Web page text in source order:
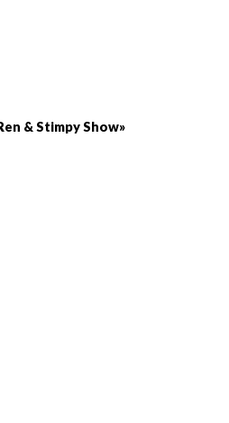
& Stimpy Show»